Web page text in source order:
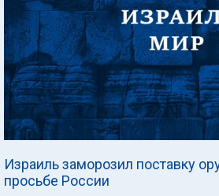
Израиль заморозил поставку
просьбе России